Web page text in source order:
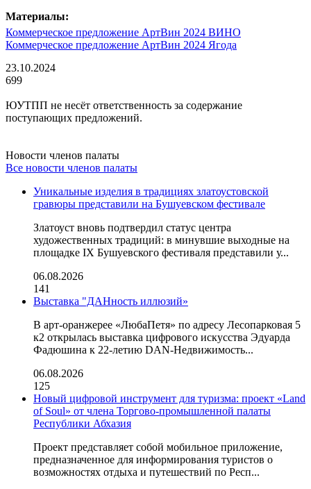
Материалы:
Коммерческое предложение АртВин 2024 ВИНО
Коммерческое предложение АртВин 2024 Ягода
23.10.2024
699
ЮУТПП не несёт ответственность за содержание
поступающих предложений.
Новости членов палаты
Все новости членов палаты
Уникальные изделия в традициях златоустовской
гравюры представили на Бушуевском фестивале
Златоуст вновь подтвердил статус центра
художественных традиций: в минувшие выходные на
площадке IX Бушуевского фестиваля представили у...
06.08.2026
141
Выставка "ДАНность иллюзий»
В арт-оранжерее «ЛюбаПетя» по адресу Лесопарковая 5
к2 открылась выставка цифрового искусства Эдуарда
Фадюшина к 22-летию DAN-Недвижимость...
06.08.2026
125
Новый цифровой инструмент для туризма: проект «Land
of Soul» от члена Торгово-промышленной палаты
Республики Абхазия
Проект представляет собой мобильное приложение,
предназначенное для информирования туристов о
возможностях отдыха и путешествий по Респ...